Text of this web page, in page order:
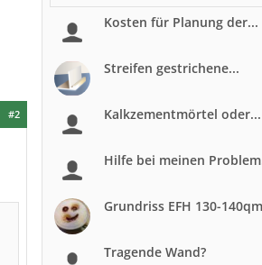
#2
Kosten für Planung der...
Streifen gestrichene...
Kalkzementmörtel oder...
Hilfe bei meinen
Grundriss EFH 130-140qm
Tragende Wand?